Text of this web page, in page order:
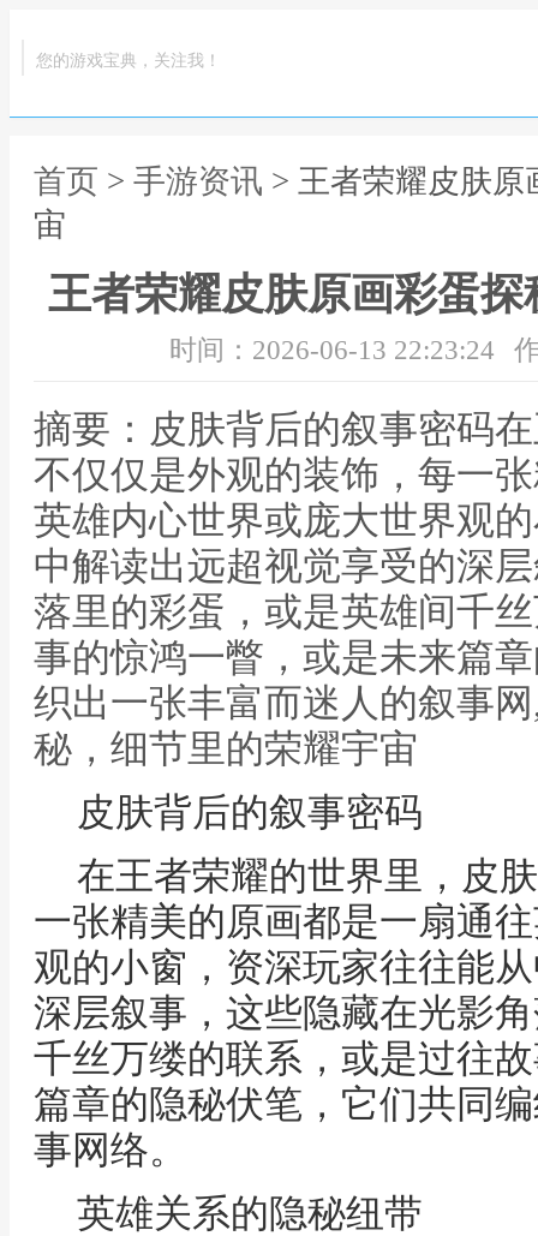
您的游戏宝典，关注我！
首页 > 手游资讯 > 王者荣耀皮肤
宙
王者荣耀皮肤原画彩蛋
时间：2026-06-13 22:23:24
摘要：皮肤背后的叙事密码
不仅仅是外观的装饰，每一
英雄内心世界或庞大世界观
中解读出远超视觉享受的深
落里的彩蛋，或是英雄间千
事的惊鸿一瞥，或是未来篇
织出一张丰富而迷人的叙事
秘，细节里的荣耀宇宙
皮肤背后的叙事密码
在王者荣耀的世界里，皮
一张精美的原画都是一扇通
观的小窗，资深玩家往往能
深层叙事，这些隐藏在光影
千丝万缕的联系，或是过往
篇章的隐秘伏笔，它们共同
事网络。
英雄关系的隐秘纽带